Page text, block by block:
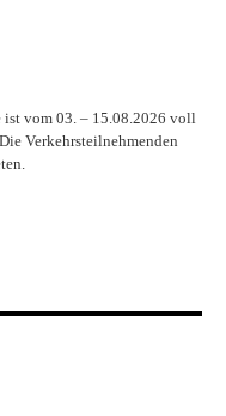
ist vom 03. – 15.08.2026 voll
Verkehrsteilnehmenden